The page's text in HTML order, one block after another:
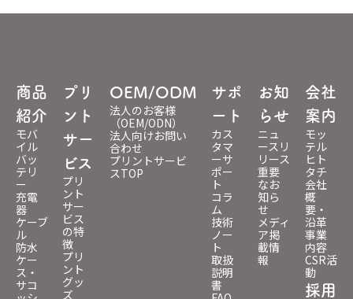
商品
紹介
モバ
イル
バッ
テリ
ー
充電
器
ケーブ
ル
防水
ケー
ス・
サコ
プリ
ント
サー
ビス
プリ
ント
サー
ビス
の特
徴
プリ
ント
グッ
ズ
OEM/ODM
法人のお客様
（OEM/ODN）
法人向けお問い
合わせ
プリントサービ
スTOP
サポ
ート
カス
タマ
ーサ
ポー
ト
コラ
ム
技術
ノー
ト
取扱
説明
書
お知
らせ
ニュ
ースリ
リース
重要
なお
知ら
せ
メディ
ア掲
載情
報
会社
案内
モッ
テル
ヒト
タチ
会社
概
要・
沿革
事業
内容
CSR活
動
採用